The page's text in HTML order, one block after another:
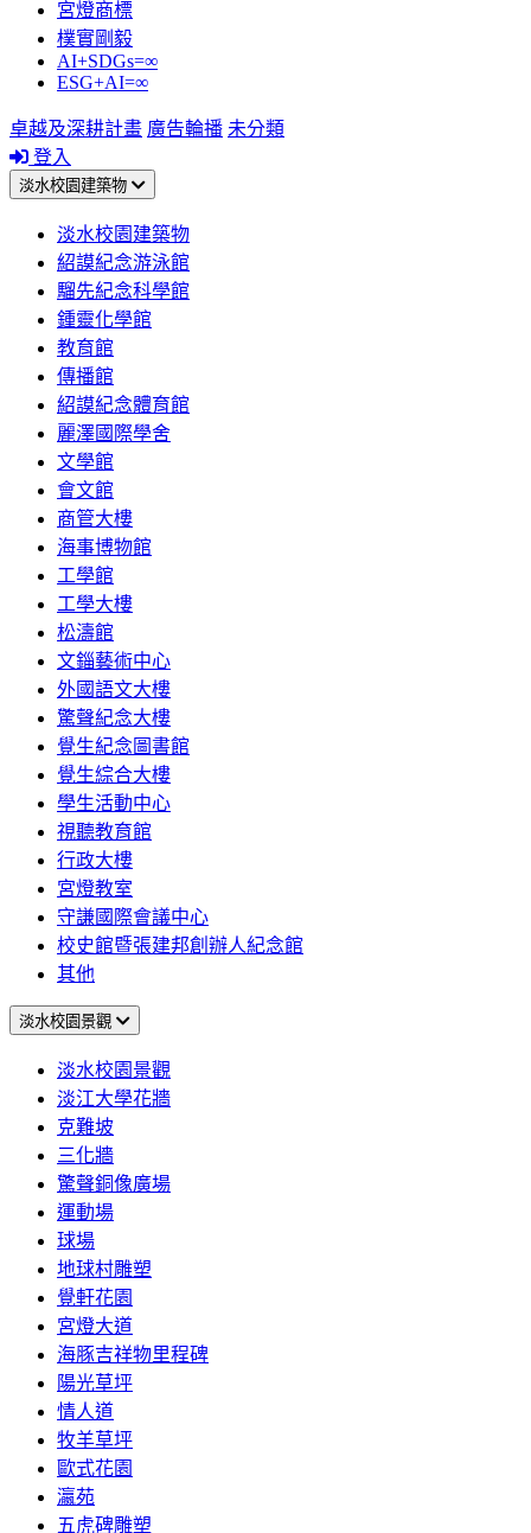
宮燈商標
樸實剛毅
AI+SDGs=∞
ESG+AI=∞
卓越及深耕計畫 廣告輪播 未分類
登入
淡水校園建築物
淡水校園建築物
紹謨紀念游泳館
騮先紀念科學館
鍾靈化學館
教育館
傳播館
紹謨紀念體育館
麗澤國際學舍
文學館
會文館
商管大樓
海事博物館
工學館
工學大樓
松濤館
文錙藝術中心
外國語文大樓
驚聲紀念大樓
覺生紀念圖書館
覺生綜合大樓
學生活動中心
視聽教育館
行政大樓
宮燈教室
守謙國際會議中心
校史館暨張建邦創辦人紀念館
其他
淡水校園景觀
淡水校園景觀
淡江大學花牆
克難坡
三化牆
驚聲銅像廣場
運動場
球場
地球村雕塑
覺軒花園
宮燈大道
海豚吉祥物里程碑
陽光草坪
情人道
牧羊草坪
歐式花園
瀛苑
五虎碑雕塑